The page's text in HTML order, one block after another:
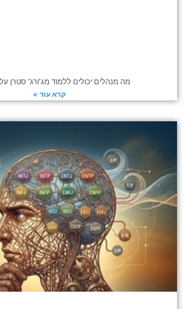
מה מנהלים יכולים ללמוד מג’ורג’ סטרן
קרא עוד »